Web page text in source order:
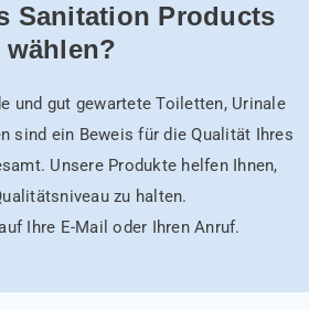
Sanitation Products
wählen?
und gut gewartete Toiletten, Urinale
sind ein Beweis für die Qualität Ihres
Unsere Produkte helfen Ihnen,
zu halten.
Ihre E-Mail oder Ihren Anruf.